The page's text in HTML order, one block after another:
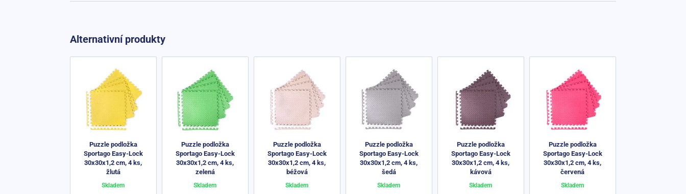
Alternativní produkty
Puzzle podložka
Sportago Easy-Lock
30x30x1,2 cm, 4 ks,
žlutá
Skladem
Puzzle podložka
Sportago Easy-Lock
30x30x1,2 cm, 4 ks,
zelená
Skladem
Puzzle podložka
Sportago Easy-Lock
30x30x1,2 cm, 4 ks,
béžová
Skladem
Puzzle podložka
Sportago Easy-Lock
30x30x1,2 cm, 4 ks,
šedá
Skladem
Puzzle podložka
Sportago Easy-Lock
30x30x1,2 cm, 4 ks,
kávová
Skladem
Puzzle podložka
Sportago Easy-Lock
30x30x1,2 cm, 4 ks,
červená
Skladem